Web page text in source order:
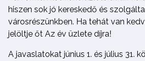
hiszen sok jó kereskedő és
városrészünkben. Ha tehát van
jelöltje őt Az év üzlete díjra!
A javaslatokat június 1. és július 31.